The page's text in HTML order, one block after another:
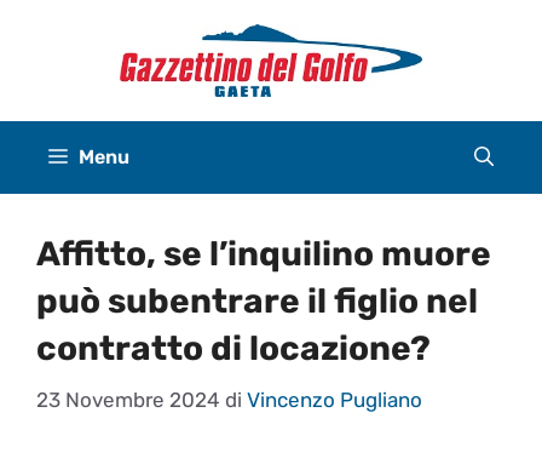
Menu
Affitto, se l’inquilino muore
può subentrare il figlio nel
contratto di locazione?
23 Novembre 2024 di Vincenzo Pugliano